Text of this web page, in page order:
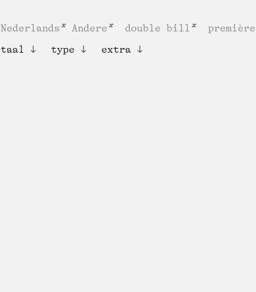
Nederlands Andere double bill première
taal
type extra